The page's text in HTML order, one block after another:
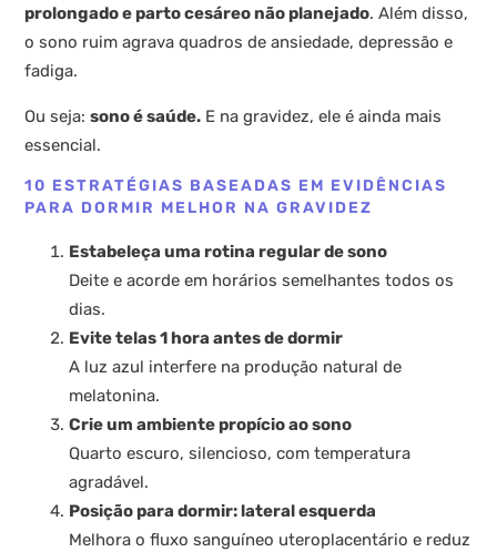
prolongado e parto cesáreo não planejado. Além disso,
o sono ruim agrava quadros de ansiedade, depressão e
fadiga.
Ou seja:sono é saúde. E na gravidez, ele é ainda mais
essencial.
10 ESTRATÉGIAS BASEADAS EM EVIDÊNCIAS
PARA DORMIR MELHOR NA GRAVIDEZ
Estabeleça uma rotina regular de sono
Deite e acorde em horários semelhantes todos os
dias.
Evite telas 1 hora antes de dormir
A luz azul interfere na produção natural de
melatonina.
Crie um ambiente propício ao sono
Quarto escuro, silencioso, com temperatura
agradável.
Posição para dormir: lateral esquerda
Melhora o fluxo sanguíneo uteroplacentário e reduz